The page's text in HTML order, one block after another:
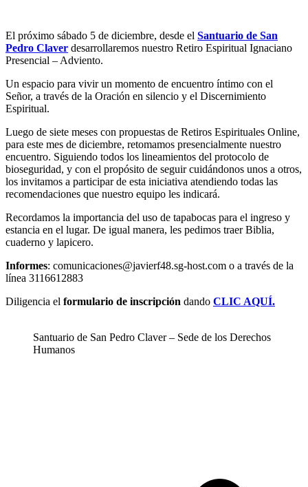
El próximo sábado 5 de diciembre, desde el Santuario de San
Pedro Claver desarrollaremos nuestro Retiro Espiritual Ignaciano
Presencial – Adviento.
Un espacio para vivir un momento de encuentro íntimo con el
Señor, a través de la Oración en silencio y el Discernimiento
Espiritual.
Luego de siete meses con propuestas de Retiros Espirituales Online,
para este mes de diciembre, retomamos presencialmente nuestro
encuentro. Siguiendo todos los lineamientos del protocolo de
bioseguridad, y con el propósito de seguir cuidándonos unos a otros,
los invitamos a participar de esta iniciativa atendiendo todas las
recomendaciones que nuestro equipo les indicará.
Recordamos la importancia del uso de tapabocas para el ingreso y
estancia en el lugar. De igual manera, les pedimos traer Biblia,
cuaderno y lapicero.
Informes: comunicaciones@javierf48.sg-host.com o a través de la
línea 3116612883
Diligencia el formulario de inscripción dando CLIC AQUÍ.
Santuario de San Pedro Claver – Sede de los Derechos
Humanos